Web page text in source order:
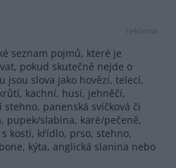
reklama
seznam pojmů, které je
pokud skutečně nejde o
jsou slova jako hovězí, telecí,
kachní, husí, jehněčí,
panenská svíčková či
pupek/slabina, karé/pečeně,
kostí, křídlo, prso, stehno,
kýta, anglická slanina nebo